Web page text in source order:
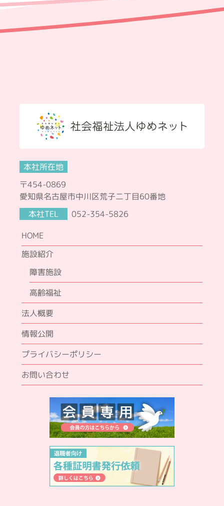
本社所在地
〒454-0869
愛知県名古屋市中川区荒子二丁目60番地
本社TEL
052-354-5826
HOME
施設紹介
障害施設
高齢福祉
法人概要
情報公開
プライバシーポリシー
お問い合わせ